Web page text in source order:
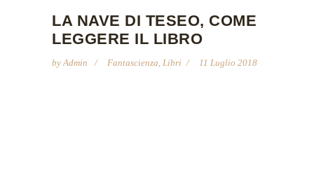
LA NAVE DI TESEO, COME
LEGGERE IL LIBRO
byAdmin Fantascienza, Libri 11 Luglio 2018